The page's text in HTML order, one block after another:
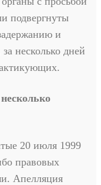
подвергнуты
и
несколько дней
20 июля 1999
правовых
Апелляция